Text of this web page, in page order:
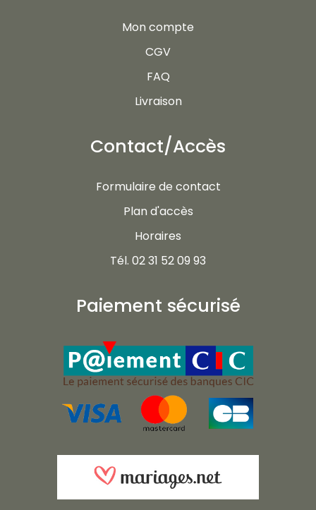
Mon compte
CGV
FAQ
Livraison
Contact/Accès
Formulaire de contact
Plan d'accès
Horaires
Tél. 02 31 52 09 93
Paiement sécurisé